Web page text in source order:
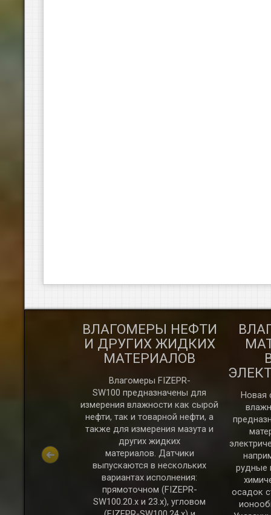
FIZEPR-
ВЛАГОМЕРЫ НЕФТИ
И ДРУГИХ ЖИДКИХ
МАТЕРИАЛОВ
Влагомеры FIZEPR-
SW100 предназначены для
измерения влажности как сырой
нефти, так и товарной нефти, а
также для измерения мазута и
других жидких
материалов. Датчики
выпускаются в нескольких
вариантах исполнения:
прямоточном (FIZEPR-
SW100.20.x и 23.x), угловом
Новая
рудные
осадок